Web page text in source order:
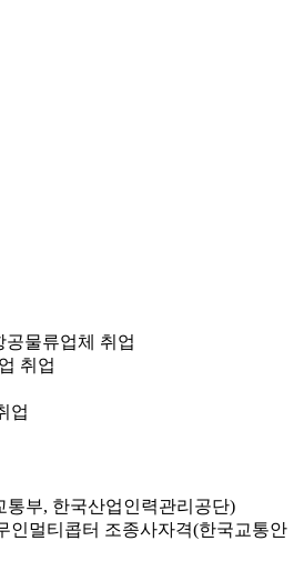
물류업체 취업
취업
업
통부, 한국산업인력관리공단)
인멀티콥터 조종사자격(한국교통안